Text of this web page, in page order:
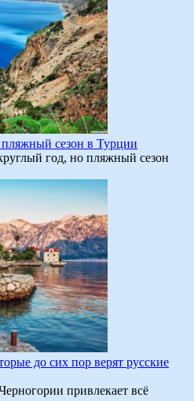
пляжный сезон в Турции
год, но пляжный сезон
до сих пор верят русские
привлекает всё